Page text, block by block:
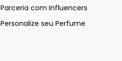
Parceria com Influencers
Personalize seu Perfume